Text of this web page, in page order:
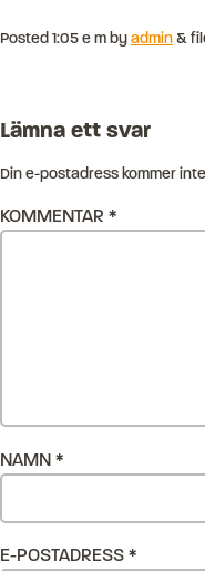
Blogg
Posted 1:05 e m byadmin&
Lämna ett svar
Din e-postadress kommer
KOMMENTAR *
NAMN *
E-POSTADRESS *